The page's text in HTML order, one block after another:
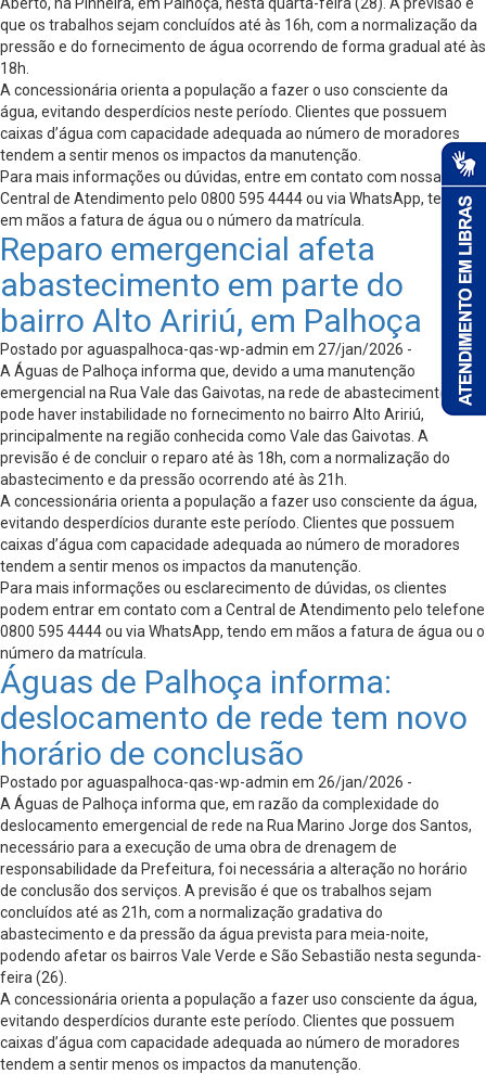
que os trabalhos sejam concluídos até às 16h, com a normalização da
pressão e do fornecimento de água ocorrendo de forma gradual até às
18h.
A concessionária orienta a população a fazer o uso consciente da
água, evitando desperdícios neste período. Clientes que possuem
caixas d’água com capacidade adequada ao número de moradores
tendem a sentir menos os impactos da manutenção.
Para mais informações ou dúvidas, entre em contato com nossa
Central de Atendimento pelo 0800 595 4444 ou via WhatsApp, tendo
em mãos a fatura de água ou o número da matrícula.
Reparo emergencial afeta
abastecimento em parte do
bairro Alto Aririú, em Palhoça
Postado por aguaspalhoca-qas-wp-admin em 27/jan/2026 -
A Águas de Palhoça informa que, devido a uma manutenção
emergencial na Rua Vale das Gaivotas, na rede de abastecimento,
pode haver instabilidade no fornecimento no bairro Alto Aririú,
principalmente na região conhecida como Vale das Gaivotas. A
previsão é de concluir o reparo até às 18h, com a normalização do
abastecimento e da pressão ocorrendo até às 21h.
A concessionária orienta a população a fazer uso consciente da água,
evitando desperdícios durante este período. Clientes que possuem
caixas d’água com capacidade adequada ao número de moradores
tendem a sentir menos os impactos da manutenção.
Para mais informações ou esclarecimento de dúvidas, os clientes
podem entrar em contato com a Central de Atendimento pelo telefone
0800 595 4444 ou via WhatsApp, tendo em mãos a fatura de água ou o
número da matrícula.
Águas de Palhoça informa:
deslocamento de rede tem novo
horário de conclusão
Postado por aguaspalhoca-qas-wp-admin em 26/jan/2026 -
A Águas de Palhoça informa que, em razão da complexidade do
deslocamento emergencial de rede na Rua Marino Jorge dos Santos,
necessário para a execução de uma obra de drenagem de
responsabilidade da Prefeitura, foi necessária a alteração no horário
de conclusão dos serviços. A previsão é que os trabalhos sejam
concluídos até as 21h, com a normalização gradativa do
abastecimento e da pressão da água prevista para meia-noite,
podendo afetar os bairros Vale Verde e São Sebastião nesta segunda-
feira (26).
A concessionária orienta a população a fazer uso consciente da água,
evitando desperdícios durante este período. Clientes que possuem
caixas d’água com capacidade adequada ao número de moradores
tendem a sentir menos os impactos da manutenção.